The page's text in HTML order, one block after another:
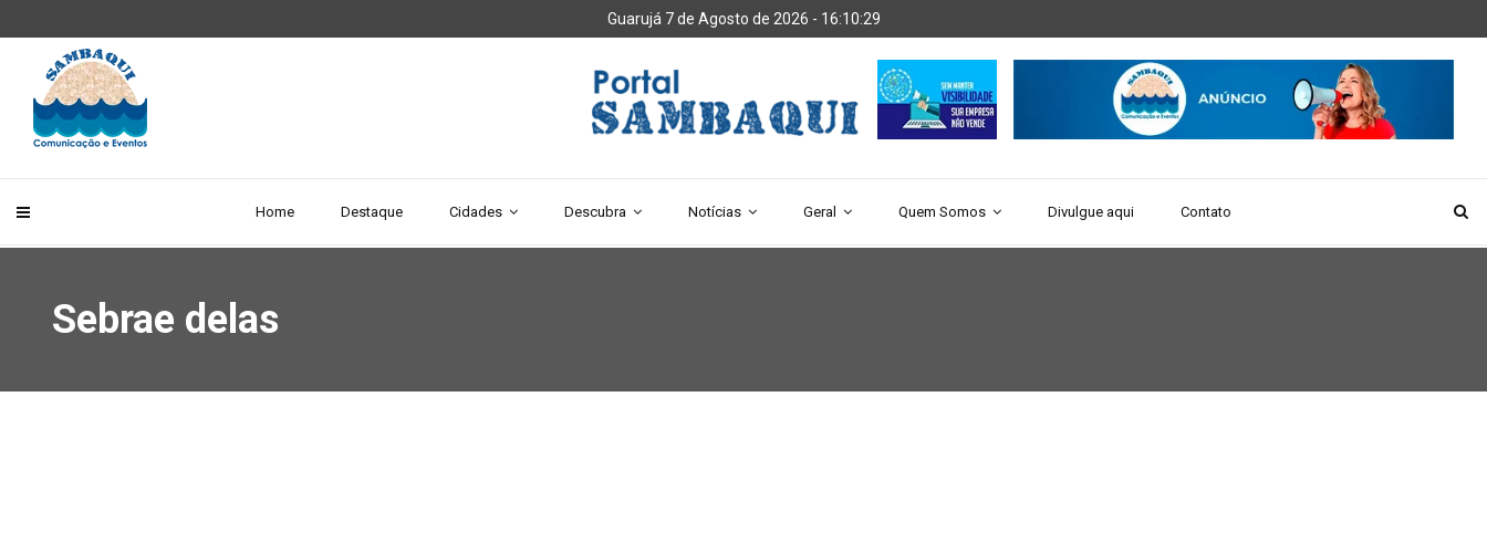
Guarujá 7 de Agosto de 2026 - 16:10:29
Home Destaque Cidades Descubra Notícias Geral Quem Somos Divulgue aqui Contato
Sebrae delas